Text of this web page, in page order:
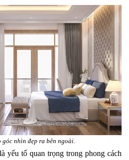
góc nhìn đẹp ra bên ngoài.
yếu tố quan trọng trong phong cách